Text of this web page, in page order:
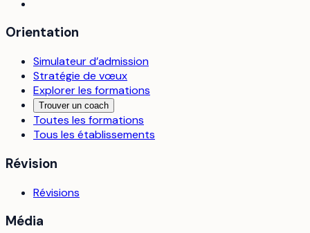
Orientation
Simulateur d’admission
Stratégie de vœux
Explorer les formations
Trouver un coach
Toutes les formations
Tous les établissements
Révision
Révisions
Média